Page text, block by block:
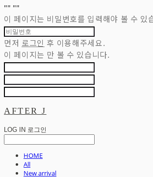
"" ""
이 페이지는 비밀번호를 입력해야 볼 수 있
먼저 로그인 후 이용해주세요.
이 페이지는 만 볼 수 있습니다.
AFTER J
LOG IN 로그인
HOME
All
New arrival